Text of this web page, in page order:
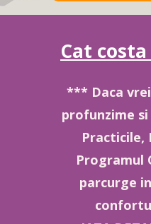
Cat
*** Daca
profunzime
Practicile,
Programul
parcurge